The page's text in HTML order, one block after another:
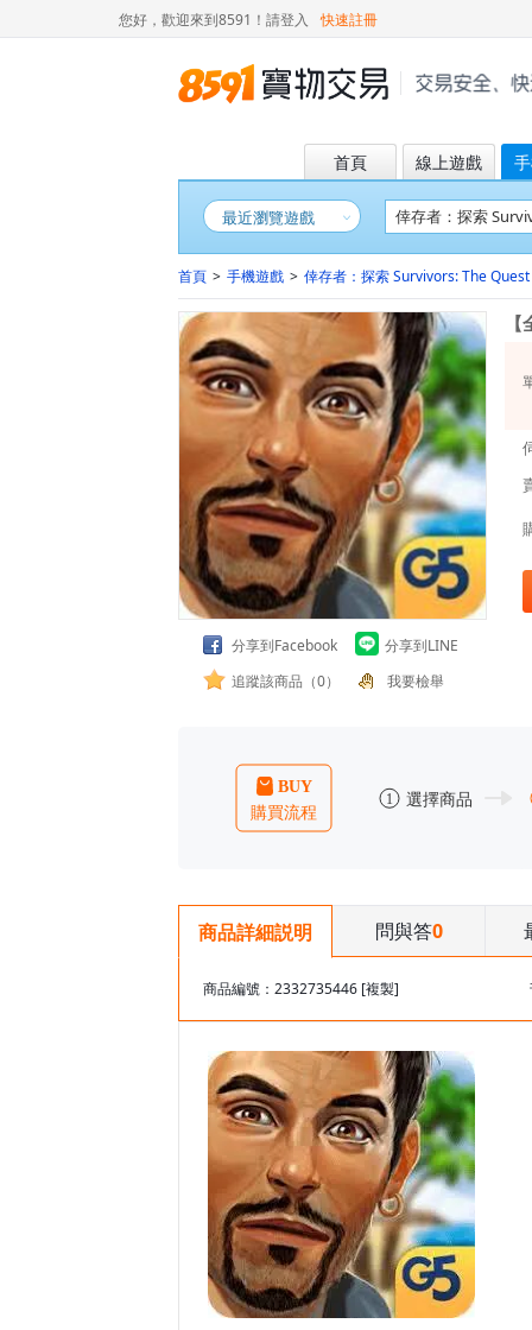
您好，歡迎來到8591！ 請登入 快速註冊
首頁 線上遊戲
最近瀏覽遊戲
首頁 > 手機遊戲 > 倖存者：探索 Survivors: The Quest
分享到Facebook
分享到LINE
追蹤該商品（0）
我要檢舉
商品詳細説明 問與答0
商品編號：2332735446 [複製]